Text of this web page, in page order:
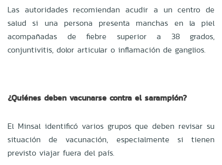
Las autoridades recomiendan acudir a un centro de
salud si una persona presenta manchas en la piel
acompañadas de fiebre superior a 38 grados,
conjuntivitis, dolor articular o inflamación de ganglios.
¿Quiénes deben vacunarse contra el sarampión?
El Minsal identificó varios grupos que deben revisar su
situación de vacunación, especialmente si tienen
previsto viajar fuera del país.